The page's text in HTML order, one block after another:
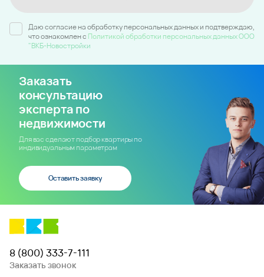
Даю согласие на обработку персональных данных и подтверждаю,
что ознакомлен c Политикой обработки персональных данных ООО
"ВКБ-Новостройки
Заказать
консультацию
эксперта по
недвижимости
Для вас сделают подбор квартиры по
индивидуальным параметрам
Оставить заявку
8 (800) 333-7-111
Заказать звонок